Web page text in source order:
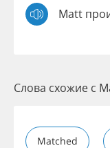
Matt
Слова схожие с
Matched